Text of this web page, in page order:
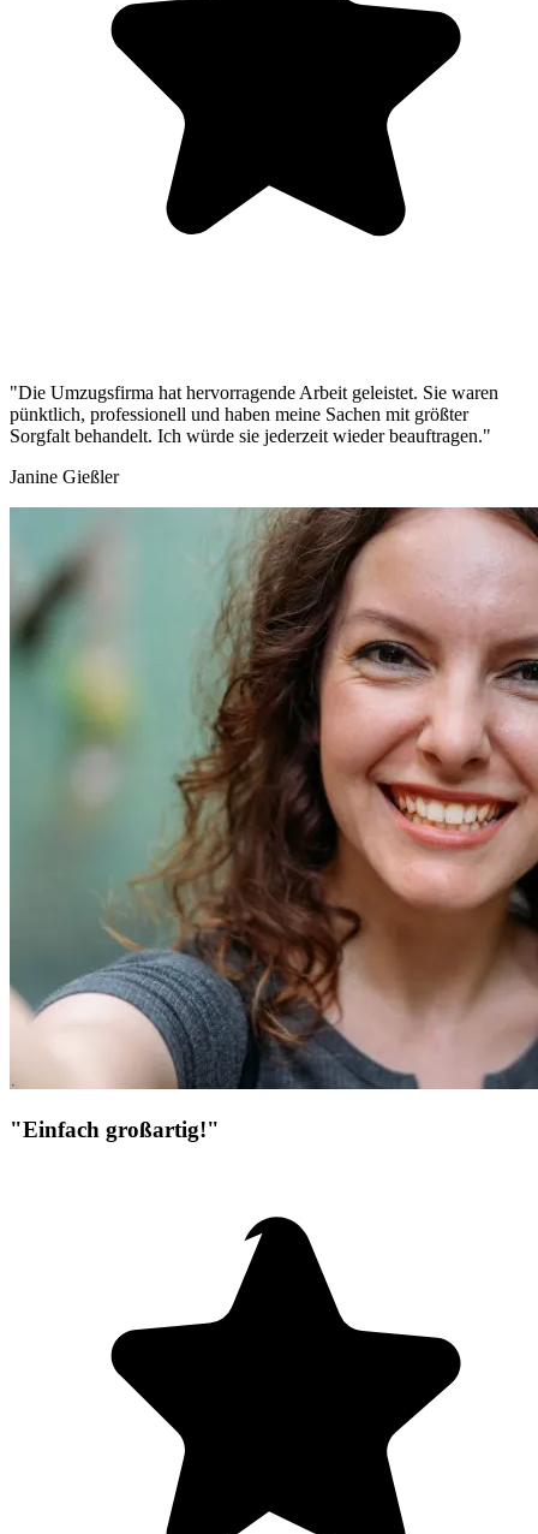
"Die Umzugsfirma hat hervorragende Arbeit geleistet. Sie waren
pünktlich, professionell und haben meine Sachen mit größter
Sorgfalt behandelt. Ich würde sie jederzeit wieder beauftragen."
Janine Gießler
"Einfach großartig!"